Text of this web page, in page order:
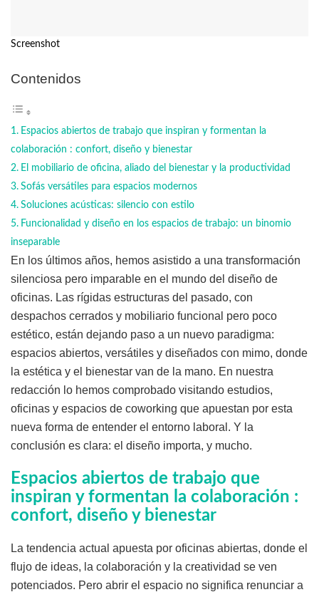
Screenshot
Contenidos
Espacios abiertos de trabajo que inspiran y formentan la
colaboración : confort, diseño y bienestar
El mobiliario de oficina, aliado del bienestar y la productividad
Sofás versátiles para espacios modernos
Soluciones acústicas: silencio con estilo
Funcionalidad y diseño en los espacios de trabajo: un binomio
inseparable
En los últimos años, hemos asistido a una transformación
silenciosa pero imparable en el mundo del diseño de
oficinas. Las rígidas estructuras del pasado, con
despachos cerrados y mobiliario funcional pero poco
estético, están dejando paso a un nuevo paradigma:
espacios abiertos, versátiles y diseñados con mimo, donde
la estética y el bienestar van de la mano. En nuestra
redacción lo hemos comprobado visitando estudios,
oficinas y espacios de coworking que apuestan por esta
nueva forma de entender el entorno laboral. Y la
conclusión es clara: el diseño importa, y mucho.
Espacios abiertos de trabajo que
inspiran y formentan la colaboración :
confort, diseño y bienestar
La tendencia actual apuesta por oficinas abiertas, donde el
flujo de ideas, la colaboración y la creatividad se ven
potenciados. Pero abrir el espacio no significa renunciar a